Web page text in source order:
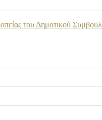
του Δημοτικού